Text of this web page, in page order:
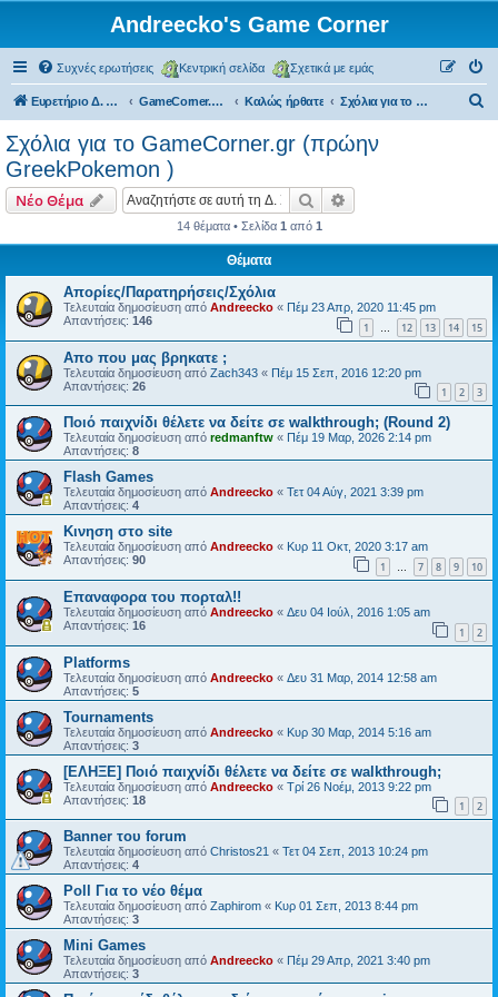
Andreecko's Game Corner
Συχνές ερωτήσεις Κεντρική σελίδα Σχετικά με εμάς
Ευρετήριο Δ. Συζήτησης GameCorner.gr (πρώην Greek Pokemon) Kαλώς ήρθατε Σχόλια για το GameCorner.gr (πρώην GreekPokemon )
Σχόλια για το GameCorner.gr (πρώην
GreekPokemon )
Νέο Θέμα Αναζήτηση
14 θέματα • Σελίδα 1 από 1
Θέματα
Απορίες/Παρατηρήσεις/Σχόλια
Τελευταία δημοσίευση από Andreecko « Πέμ 23 Απρ, 2020 11:45 pm
Απαντήσεις: 146 1 … 12 13 14 15
Απο που μας βρηκατε ;
Τελευταία δημοσίευση από Zach343 « Πέμ 15 Σεπ, 2016 12:20 pm
Απαντήσεις: 26 1 2 3
Ποιό παιχνίδι θέλετε να δείτε σε walkthrough; (Round 2)
Τελευταία δημοσίευση από redmanftw « Πέμ 19 Μαρ, 2026 2:14 pm
Απαντήσεις: 8
Flash Games
Τελευταία δημοσίευση από Andreecko « Τετ 04 Αύγ, 2021 3:39 pm
Απαντήσεις: 4
Κινηση στο site
Τελευταία δημοσίευση από Andreecko « Κυρ 11 Οκτ, 2020 3:17 am
Απαντήσεις: 90 1 … 7 8 9 10
Επαναφορα του πορταλ!!
Τελευταία δημοσίευση από Andreecko « Δευ 04 Ιούλ, 2016 1:05 am
Απαντήσεις: 16 1 2
Platforms
Τελευταία δημοσίευση από Andreecko « Δευ 31 Μαρ, 2014 12:58 am
Απαντήσεις: 5
Tournaments
Τελευταία δημοσίευση από Andreecko « Κυρ 30 Μαρ, 2014 5:16 am
Απαντήσεις: 3
[ΕΛΗΞΕ] Ποιό παιχνίδι θέλετε να δείτε σε walkthrough;
Τελευταία δημοσίευση από Andreecko « Τρί 26 Νοέμ, 2013 9:22 pm
Απαντήσεις: 18 1 2
Banner του forum
Τελευταία δημοσίευση από Christos21 « Τετ 04 Σεπ, 2013 10:24 pm
Απαντήσεις: 4
Poll Για το νέο θέμα
Τελευταία δημοσίευση από Zaphirom « Κυρ 01 Σεπ, 2013 8:44 pm
Απαντήσεις: 3
Mini Games
Τελευταία δημοσίευση από Andreecko « Πέμ 29 Απρ, 2021 3:40 pm
Απαντήσεις: 3